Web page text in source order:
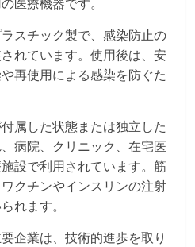
スチック製で、感染防止の
れています。使用後は、安
再使用による感染を防ぐた
属した状態または独立した
病院、クリニック、在宅医
設で利用されています。筋
クチンやインスリンの注射
れます。
企業は、技術的進歩を取り